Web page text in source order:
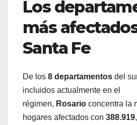
Los
más
Santa Fe
De los 8 departamentos del
incluidos actualmente en el
régimen, Rosario concentra la
hogares afectados con 388.919